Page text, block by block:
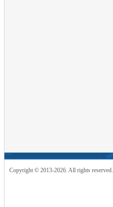
Copyright © 2013-2026. All rights reserved.